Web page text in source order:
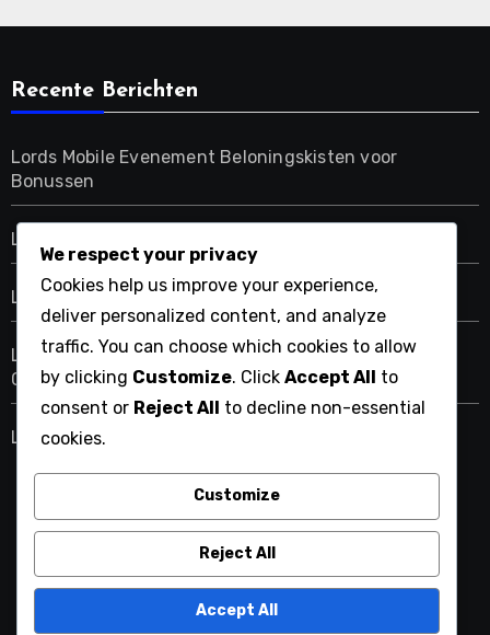
Recente Berichten
Lords Mobile Evenement Beloningskisten voor
Bonussen
Lords Mobile Giftcodes Voor Speciale Gelegenheden
Lords Mobile Giftcodes Voor Uitdagingen
Lords Mobile Maandelijkse Pakketbonussen voor
Gemeenschapsbeloningen
Lords Mobile Giftcodes Voor Promoties
pteryx.net
We respect your privacy
Cookies help us improve your experience,
deliver personalized content, and analyze
traffic. You can choose which cookies to allow
by clicking Customize. Click Accept All to
consent or Reject All to decline non-essential
cookies.
Customize
Reject All
Accept All